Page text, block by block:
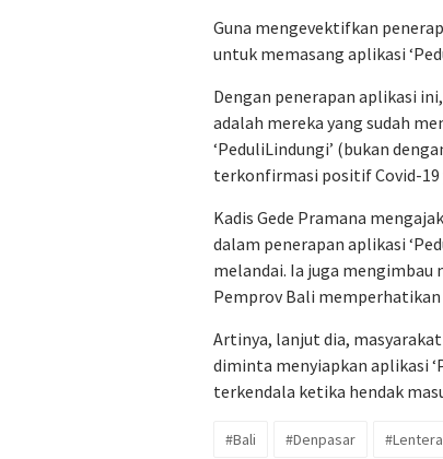
Guna mengevektifkan
untuk memasang aplikasi
Dengan penerapan aplikasi
adalah mereka yang sudah
‘PeduliLindungi’ (bukan
terkonfirmasi positif Covid-19
Kadis Gede Pramana
dalam penerapan aplikasi
melandai. Ia juga
Pemprov Bali
Artinya, lanjut dia,
diminta menyiapkan aplikasi
terkendala ketika hendak
#Bali #Denpasar